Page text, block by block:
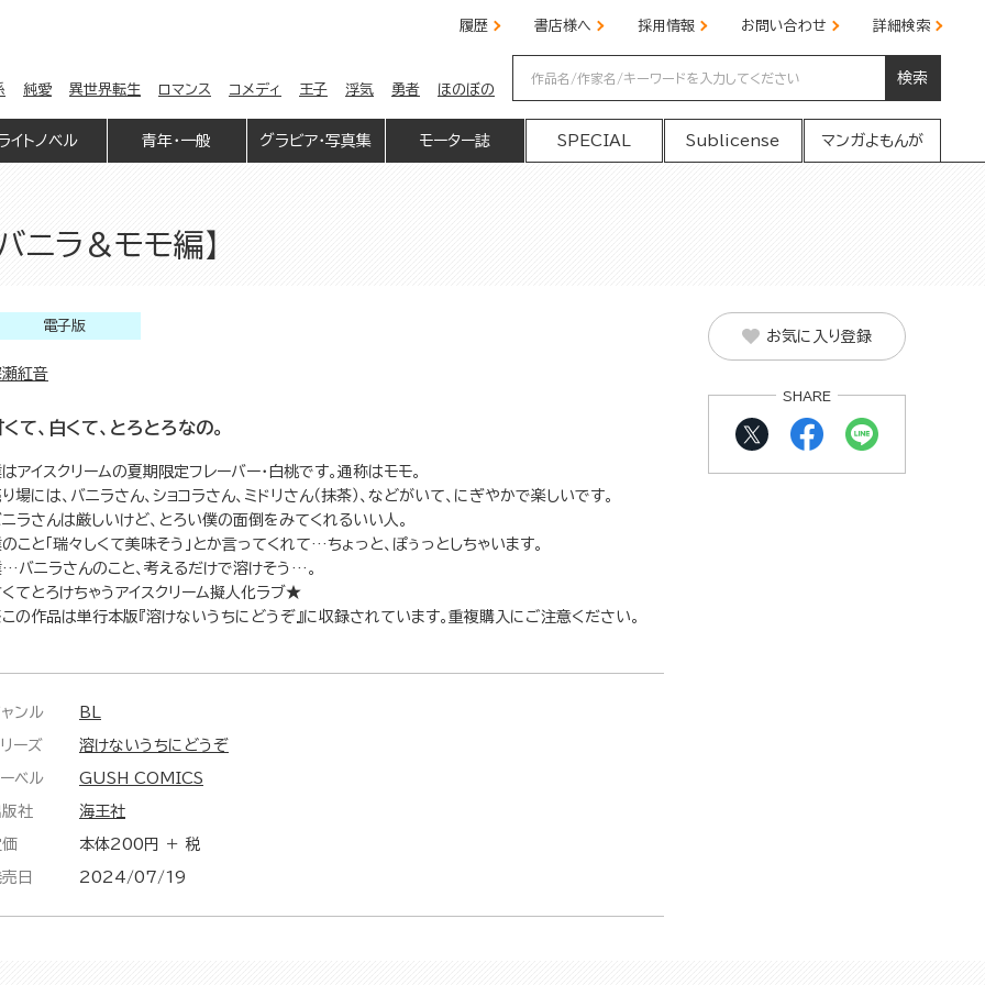
履歴 書店様へ 採用情報 お問い合わせ 詳細検索
純愛 異世界転生 ロマンス コメディ 王子 浮気 勇者 ほのぼの
検索
イトノベル 青年・一般 グラビア・写真集 モーター誌 SPECIAL Sublicense マンガよもんが
ニラ＆モモ編】
電子版
紅音
て、白くて、とろとろなの。
アイスクリームの夏期限定フレーバー・白桃です。通称はモモ。
場には、バニラさん、ショコラさん、ミドリさん（抹茶）、などがいて、にぎやかで楽しいです。
ラさんは厳しいけど、とろい僕の面倒をみてくれるいい人。
こと「瑞々しくて美味そう」とか言ってくれて…ちょっと、ぽぅっとしちゃいます。
バニラさんのこと、考えるだけで溶けそう…。
てとろけちゃうアイスクリーム擬人化ラブ★
の作品は単行本版『溶けないうちにどうぞ』に収録されています。重複購入にご注意ください。
ンル BL
ーズ 溶けないうちにどうぞ
ベル GUSH COMICS
社 海王社
本体200円 ＋ 税
日 2024/07/19
お気に入り登録
SHARE